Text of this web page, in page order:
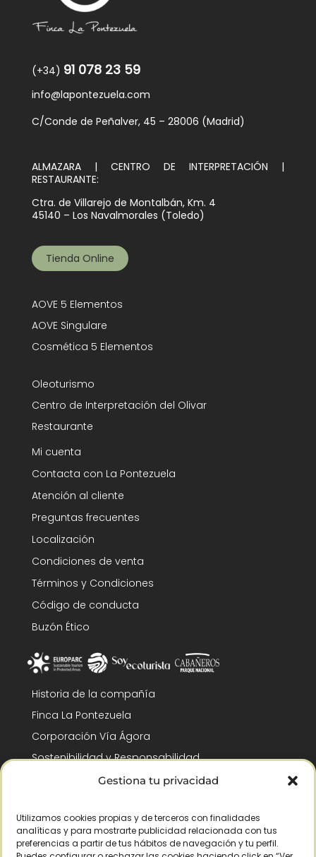
Gestiona tu privacidad
Utilizamos cookies propias y de terceros con finalidades
analíticas y para mostrarte publicidad relacionada con tus
preferencias a partir de tus hábitos de navegación y tu perfil.
(+34) 91 078 23 59
info@lapontezuela.com
C/Conde de Peñalver, 45 – 28006 (Madrid)
ALMAZARA | CENTRO DE INTERPRETACIÓN |
RESTAURANTE:
Ctra. de Villarejo de Montalbán, Km. 4
45140 – Los Navalmorales (Toledo)
Tienda Online
AOVE 5 Elementos
AOVE Singulare
Cosmética 5 Elementos
Oleoturismo
Centro de Interpretación del Olivar
Restaurante
Mi cuenta
Contacta con La Pontezuela
Atención al cliente
Preguntas frecuentes
Localización
Condiciones de venta
Términos y Condiciones
Código de conducta
Buzón Ético
Historia de la compañía
Finca La Pontezuela
Corporación Vía Ágora
Sostenibilidad y Responsabilidad
RSC y Fundación Gómez-Pintado
Reconocimientos